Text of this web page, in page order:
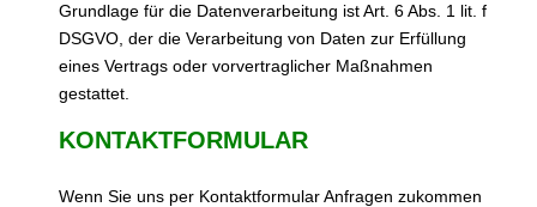
Grundlage für die Datenverarbeitung ist Art. 6 Abs. 1 lit. f
DSGVO, der die Verarbeitung von Daten zur Erfüllung
eines Vertrags oder vorvertraglicher Maßnahmen
gestattet.
KONTAKTFORMULAR
Wenn Sie uns per Kontaktformular Anfragen zukommen